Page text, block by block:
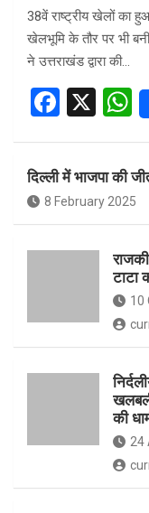
38वें राष्ट्रीय खेलों का
खेलभूमि के तौर पर भी
ने उत्तराखंड द्वारा की…
F
ce
b
o
o
X
at
s
p
p
दिल्ली में भाजपा की
8 February 2025
टाटा
10
की
24